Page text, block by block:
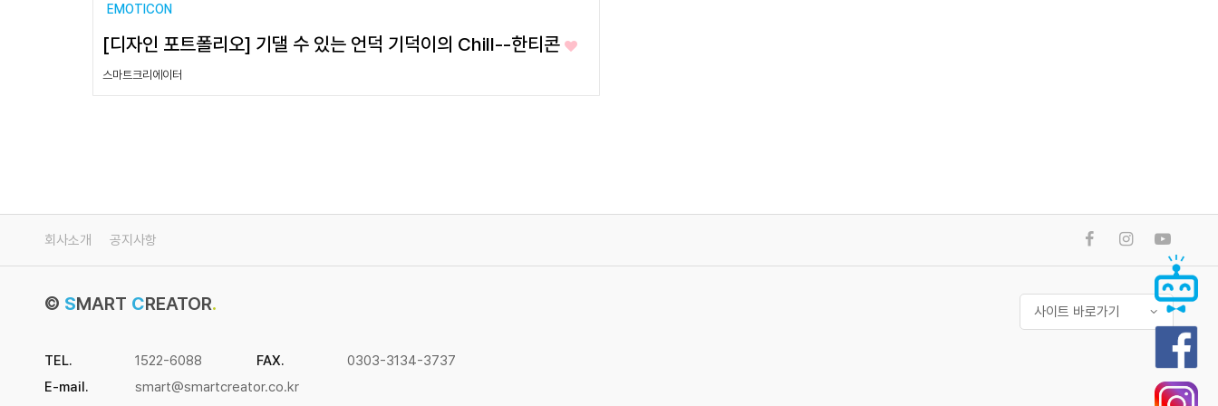
EMOTICON
[디자인 포트폴리오] 기댈 수 있는 언덕 기덕이의 Chill--한티콘
스마트크리에이터
회사소개 공지사항
© SMART CREATOR.
TEL. 1522-6088 FAX.
0303-3134-3737
E-mail.
smart@smartcreator.co.kr
사이트 바로가기